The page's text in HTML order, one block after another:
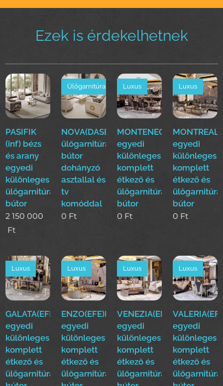
Ezek is érdekelhetnek
PASIFIK
(inf) bézs
és arany
egyedi
különleges
ülőgarnitúra
bútor
2 150 000
Ft
NOVA(DASE)
ülőgarnitúra
bútor
dohányzó
asztallal és
tv
komóddal
Ülőgarnitúra
0 Ft
MONTENEGRO(EFE)Luxus
egyedi
különleges
komplett
étkező és
ülőgarnitúra
bútor
Luxus
0 Ft
egyedi
különleges
komplett
étkező és
ülőgarnitúra
bútor
Luxus
0 Ft
GALATA(EFE)Luxus
egyedi
különleges
komplett
étkező és
ülőgarnitúra
Luxus
ENZO(EFE)Luxus
egyedi
különleges
komplett
étkező és
ülőgarnitúra
Luxus
VENEZIA(EFE)Luxus
egyedi
különleges
komplett
étkező és
ülőgarnitúra
Luxus
egyedi
különleges
komplett
étkező és
ülőgarnitúra
Luxus